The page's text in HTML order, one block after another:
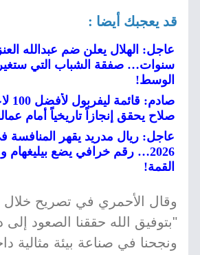
قد يعجبك أيضا :
عاجل: الهلال يعلن ضم عبدالله
سنوات… صفقة الشباب التي
الوسط!
صلاح يحقق إنجازاً تاريخياً أمام
عاجل: ريال مدريد يقهر المنافسة
2026… رقم خرافي يضع بيليغهام
القمة!
وقال الأحمري في تصريح خلال
"بتوفيق الله حققنا الصعود
ونجحنا في صناعة بيئة مثالية